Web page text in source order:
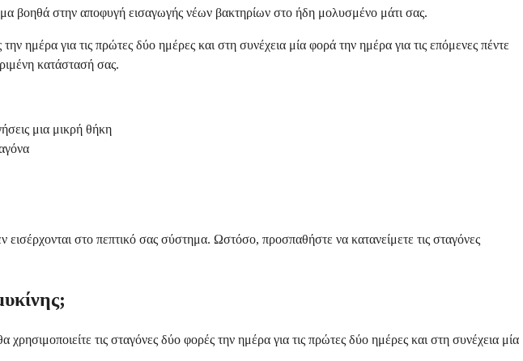
βοηθά στην αποφυγή εισαγωγής νέων βακτηρίων στο ήδη μολυσμένο μάτι σας.
ημέρα για τις πρώτες δύο ημέρες και στη συνέχεια μία φορά την ημέρα για τις επόμενες πέντε
κατάστασή σας.
μια μικρή θήκη
στο πεπτικό σας σύστημα. Ωστόσο, προσπαθήστε να κατανείμετε τις σταγόνες
τις σταγόνες δύο φορές την ημέρα για τις πρώτες δύο ημέρες και στη συνέχεια μία